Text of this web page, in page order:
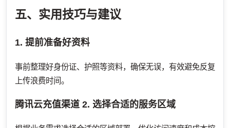
五、实用技巧与建议
1. 提前准备好资料
事前整理好身份证、护照等资料，确保无误，有效避免反复
上传浪费时间。
腾讯云充值渠道 2. 选择合适的服务区域